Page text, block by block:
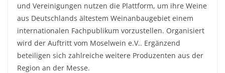
und Vereinigungen nutzen die Plattform, um ihre Weine
aus Deutschlands ältestem Weinanbaugebiet einem
internationalen Fachpublikum vorzustellen. Organisiert
wird der Auftritt vom Moselwein e.V.. Ergänzend
beteiligen sich zahlreiche weitere Produzenten aus der
Region an der Messe.